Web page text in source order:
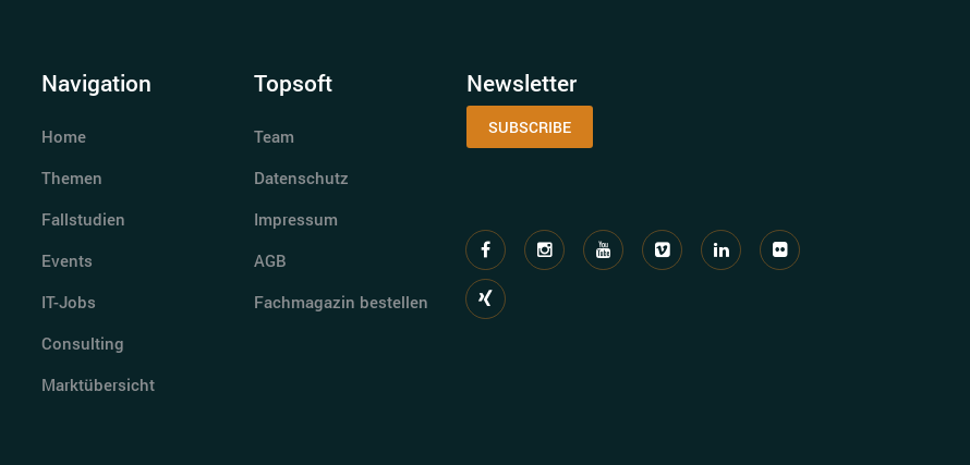
Navigation
Home
Themen
Fallstudien
Events
IT-Jobs
Consulting
Marktübersicht
Topsoft
Team
Datenschutz
Impressum
AGB
Fachmagazin bestellen
Newsletter
SUBSCRIBE